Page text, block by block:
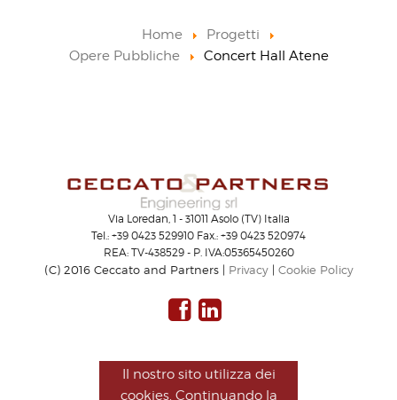
Home
Progetti
Opere Pubbliche
Concert Hall Atene
Via Loredan, 1 - 31011 Asolo (TV) Italia
Tel.: +39 0423 529910 Fax.: +39 0423 520974
REA: TV-438529 - P. IVA:05365450260
(C) 2016 Ceccato and Partners | Privacy| Cookie Policy
Il nostro sito utilizza dei
cookies. Continuando la